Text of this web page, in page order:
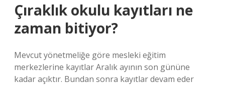
Çıraklık okulu kayıtları ne
zaman bitiyor?
Mevcut yönetmeliğe göre mesleki eğitim
merkezlerine kayıtlar Aralık ayının son gününe
kadar açıktır. Bundan sonra kayıtlar devam eder